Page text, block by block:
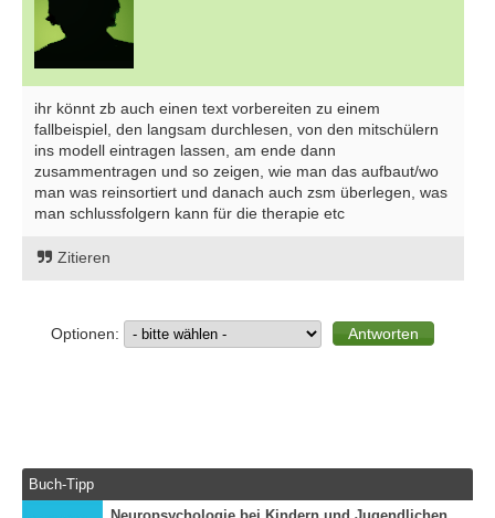
ihr könnt zb auch einen text vorbereiten zu einem
fallbeispiel, den langsam durchlesen, von den mitschülern
ins modell eintragen lassen, am ende dann
zusammentragen und so zeigen, wie man das aufbaut/wo
man was reinsortiert und danach auch zsm überlegen, was
man schlussfolgern kann für die therapie etc
Zitieren
Optionen:
Buch-Tipp